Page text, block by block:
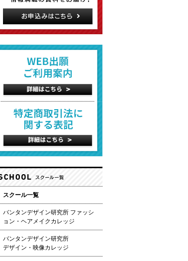
スクール一覧
バンタンデザイン研究所 ファッシ
ョン・ヘアメイクカレッジ
バンタンデザイン研究所
デザイン・映像カレッジ